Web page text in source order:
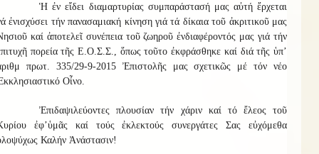
Ἡ ἐν εἴδει διαμαρτυρίας συμπαράστασή μας αὐτή ἔρχεται
ἐνισχύσει τήν πανασαμιακή κίνηση γιά τά δίκαια τοῦ ἀκριτικοῦ μας
καί ἀποτελεῖ συνέπεια τοῦ ζωηροῦ ἐνδιαφέροντός μας γιά τήν
πορεία τῆς Ε.Ο.Σ.Σ., ὅπως τοῦτο ἐκφράσθηκε καί διά τῆς ὑπ’
πρωτ. 335/29-9-2015 Ἐπιστολῆς μας σχετικῶς μέ τόν νέο
Οἶνο.
Ἐπιδαψιλεύοντες πλουσίαν τήν χάριν καί τό ἔλεος τοῦ
ἐφ’ὑμᾶς καί τούς ἐκλεκτούς συνεργάτες Σας εὐχόμεθα
Καλήν Ἀνάστασιν!